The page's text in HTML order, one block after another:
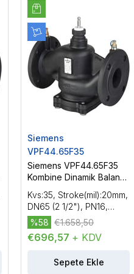
Siemens
VPF44.65F35
Siemens VPF44.65F35
Kombine Dinamik Balans
DN65 (2 1/2"), PN16
Kvs:35, Stroke(mil):20mm,
DN65 (2 1/2"), PN16,
Basınçtan Bağımsız
Dinamik Kombine Balans
Vanası (PICV)
€696,57 + KDV
%58 €1.658,50
Sepete Ekle